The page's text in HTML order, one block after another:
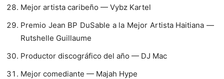
Mejor artista caribeño — Vybz Kartel
Premio Jean BP DuSable a la Mejor Artista Haitiana —
Rutshelle Guillaume
Productor discográfico del año — DJ Mac
Mejor comediante — Majah Hype